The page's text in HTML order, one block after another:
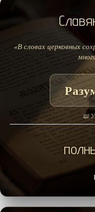
«В словах церковных
📖